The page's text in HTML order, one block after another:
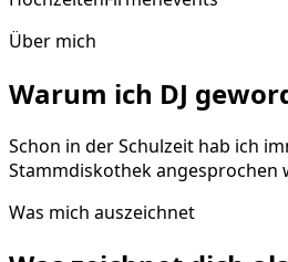
Über mich
Warum ich DJ
Schon in der Schulzeit hab ich
Stammdiskothek angesprochen
Was mich auszeichnet